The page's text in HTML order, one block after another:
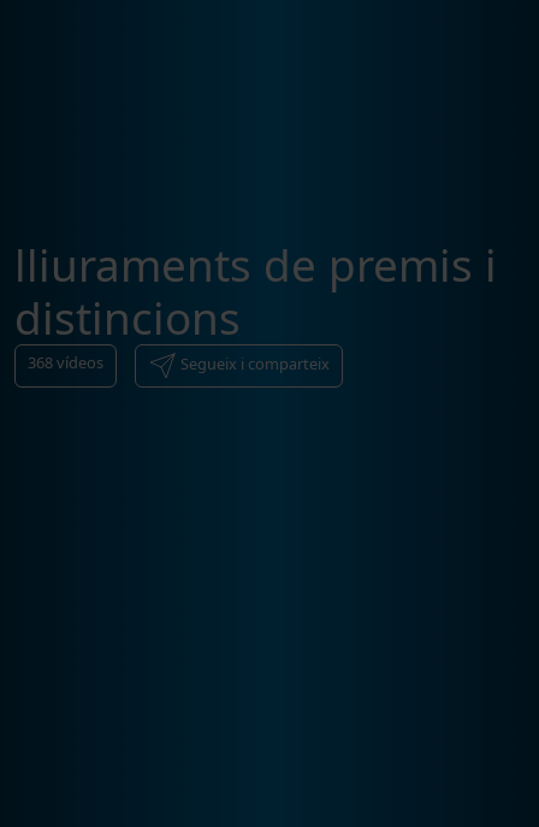
lliuraments de premis i
distincions
368vídeos Segueix i comparteix